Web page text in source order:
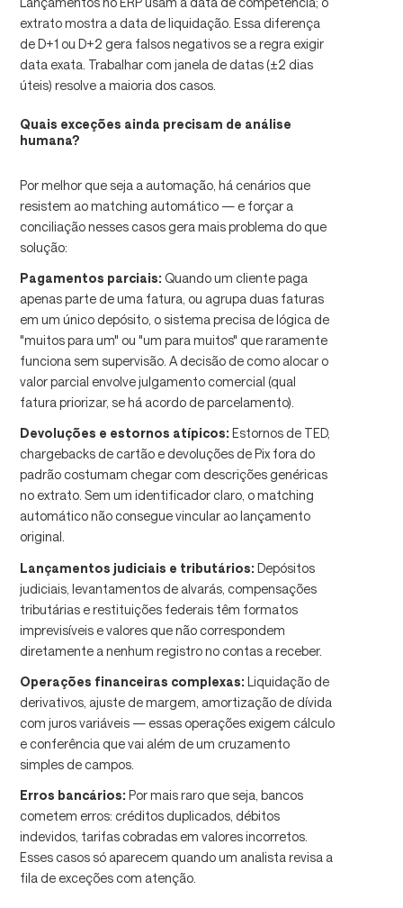
extrato mostra a data de liquidação. Essa diferença
de D+1 ou D+2 gera falsos negativos se a regra exigir
data exata. Trabalhar com janela de datas (±2 dias
úteis) resolve a maioria dos casos.
Quais exceções ainda precisam de análise
humana?
Por melhor que seja a automação, há cenários que
resistem ao matching automático — e forçar a
conciliação nesses casos gera mais problema do que
solução:
Pagamentos parciais: Quando um cliente paga
apenas parte de uma fatura, ou agrupa duas faturas
em um único depósito, o sistema precisa de lógica de
"muitos para um" ou "um para muitos" que raramente
funciona sem supervisão. A decisão de como alocar o
valor parcial envolve julgamento comercial (qual
fatura priorizar, se há acordo de parcelamento).
Devoluções e estornos atípicos: Estornos de TED,
chargebacks de cartão e devoluções de Pix fora do
padrão costumam chegar com descrições genéricas
no extrato. Sem um identificador claro, o matching
automático não consegue vincular ao lançamento
original.
Lançamentos judiciais e tributários: Depósitos
judiciais, levantamentos de alvarás, compensações
tributárias e restituições federais têm formatos
imprevisíveis e valores que não correspondem
diretamente a nenhum registro no contas a receber.
Operações financeiras complexas: Liquidação de
derivativos, ajuste de margem, amortização de dívida
com juros variáveis — essas operações exigem cálculo
e conferência que vai além de um cruzamento
simples de campos.
Erros bancários: Por mais raro que seja, bancos
cometem erros: créditos duplicados, débitos
indevidos, tarifas cobradas em valores incorretos.
Esses casos só aparecem quando um analista revisa a
fila de exceções com atenção.